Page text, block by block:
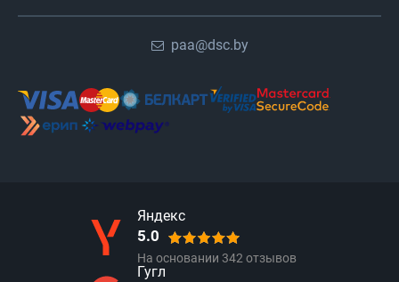
paa@dsc.by
Яндекс
5.0
На основании 342 отзывов
Гугл